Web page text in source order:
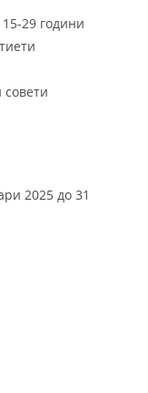
29 години
2025 до 31